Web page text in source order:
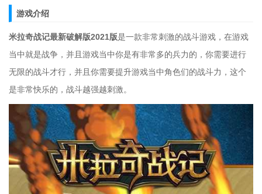
游戏介绍
米拉奇战记最新破解版2021版是一款非常刺激的战斗游戏，在游戏
当中就是战争，并且游戏当中你是有非常多的兵力的，你需要进行
无限的战斗才行，并且你需要提升游戏当中角色们的战斗力，这个
是非常快乐的，战斗越强越刺激。